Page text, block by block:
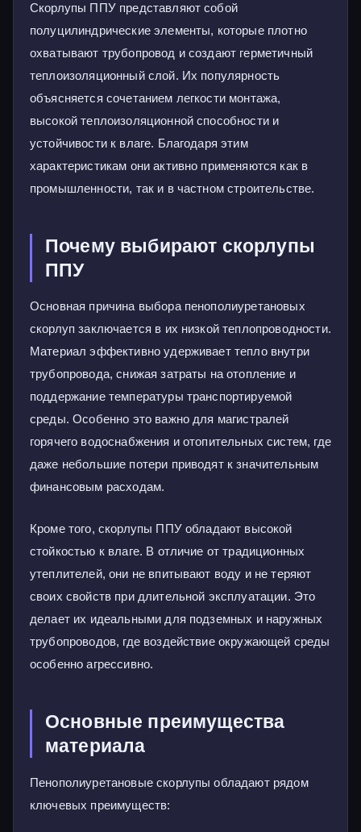
Скорлупы ППУ представляют собой
полуцилиндрические элементы, которые плотно
охватывают трубопровод и создают герметичный
теплоизоляционный слой. Их популярность
объясняется сочетанием легкости монтажа,
высокой теплоизоляционной способности и
устойчивости к влаге. Благодаря этим
характеристикам они активно применяются как в
промышленности, так и в частном строительстве.
Почему выбирают скорлупы
ППУ
Основная причина выбора пенополиуретановых
скорлуп заключается в их низкой теплопроводности.
Материал эффективно удерживает тепло внутри
трубопровода, снижая затраты на отопление и
поддержание температуры транспортируемой
среды. Особенно это важно для магистралей
горячего водоснабжения и отопительных систем, где
даже небольшие потери приводят к значительным
финансовым расходам.
Кроме того, скорлупы ППУ обладают высокой
стойкостью к влаге. В отличие от традиционных
утеплителей, они не впитывают воду и не теряют
своих свойств при длительной эксплуатации. Это
делает их идеальными для подземных и наружных
трубопроводов, где воздействие окружающей среды
особенно агрессивно.
Основные преимущества
материала
Пенополиуретановые скорлупы обладают рядом
ключевых преимуществ: